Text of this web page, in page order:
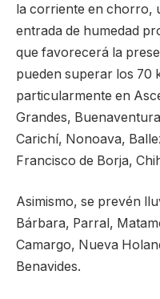
la corriente en chorro,
entrada de humedad
que favorecerá la
pueden superar los 70
particularmente en
Grandes,
Carichí, Nonoava,
Francisco de Borja,
Asimismo, se prevén
Bárbara, Parral,
Camargo, Nueva
Benavides.